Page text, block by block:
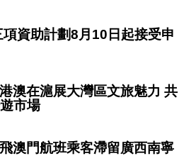
資助計劃8月10日起接受申
澳在滬展大灣區文旅魅力 共
市場
澳門航班乘客滯留廣西南寧